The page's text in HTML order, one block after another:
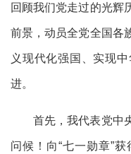
回顾我们党走过的光辉
前景，动员全党全国各
义现代化强国、实现
进。
首先，我代表党中
问候！向“七一勋章”